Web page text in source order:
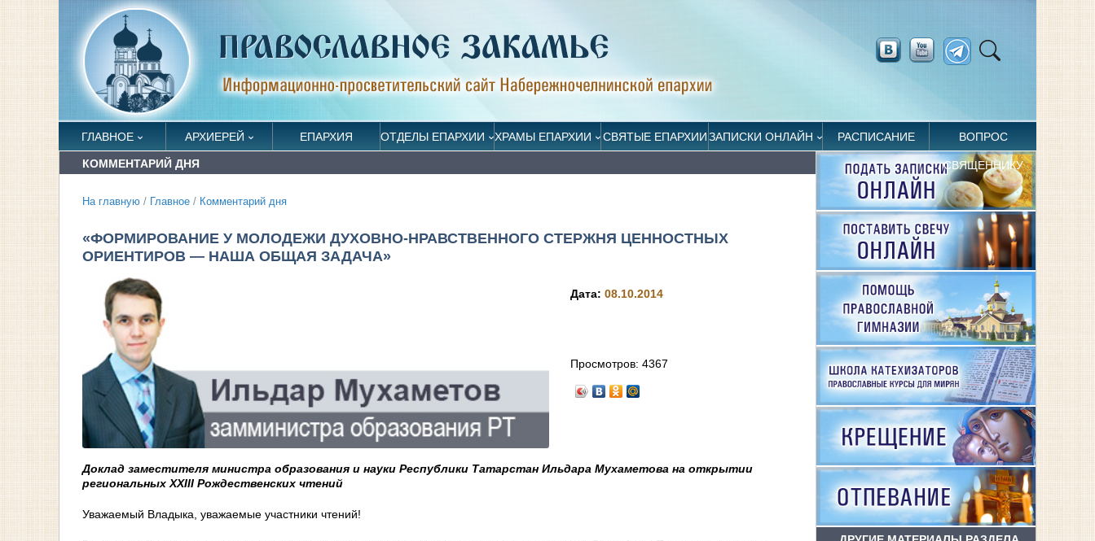
ГЛАВНОЕ АРХИЕРЕЙ ЕПАРХИЯ ОТДЕЛЫ ЕПАРХИИ ХРАМЫ ЕПАРХИИ СВЯТЫЕ ЕПАРХИИЗАПИСКИ ОНЛАЙН РАСПИСАНИЕ ВОПРОС
СВЯЩЕННИКУ
КОММЕНТАРИЙ ДНЯ
На главную / Главное / Комментарий дня
«ФОРМИРОВАНИЕ У МОЛОДЕЖИ ДУХОВНО-НРАВСТВЕННОГО СТЕРЖНЯ ЦЕННОСТНЫХ
ОРИЕНТИРОВ — НАША ОБЩАЯ ЗАДАЧА»
Дата:08.10.2014
Просмотров:4367
Доклад заместителя министра образования и науки Республики Татарстан Ильдара Мухаметова на открытии
региональных XXIII Рождественских чтений
Уважаемый Владыка, уважаемые участники чтений!